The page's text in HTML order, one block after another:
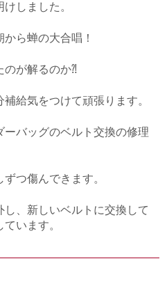
しました。
ら蝉の大合唱！
のが解るのか⁈
給気をつけて頑張ります。
バッグのベルト交換の修理
つ傷んできます。
、新しいベルトに交換して
います。